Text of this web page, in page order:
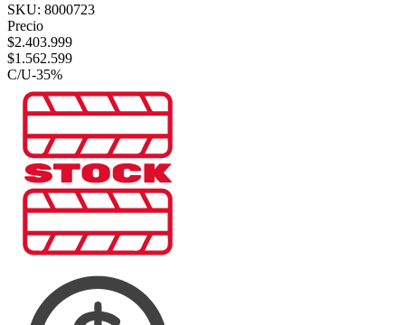
SKU: 8000723
Precio
$2.403.999
$1.562.599
C/U-35%